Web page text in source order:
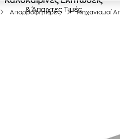
& Άπαιχτες Τιμές
Απορροφητήρες Μηχανισμοί